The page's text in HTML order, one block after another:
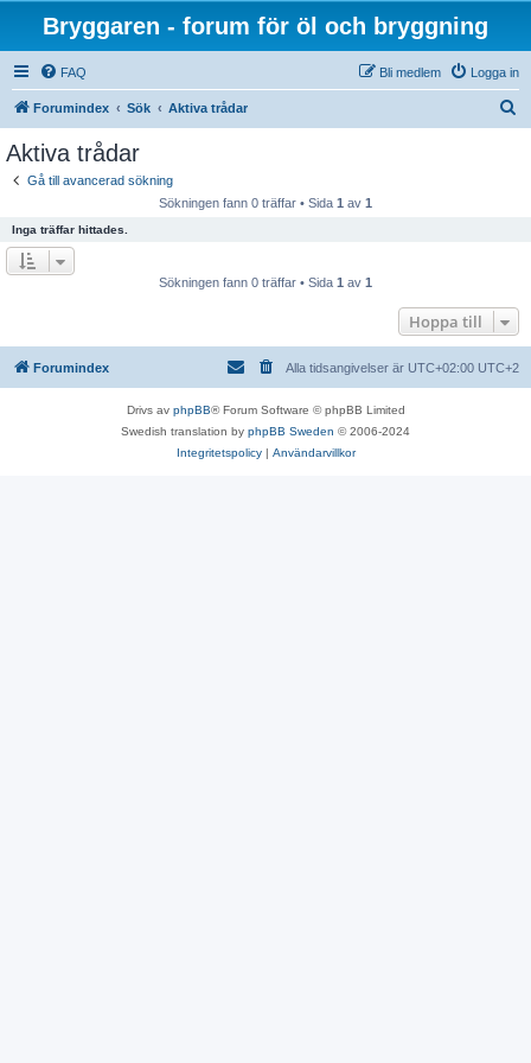
Bryggaren - forum för öl och bryggning
FAQ Logga in
Bli medlem
Forumindex Sök Aktiva trådar
Aktiva trådar
Gå till avancerad sökning
Sökningen fann 0 träffar • Sida 1 av 1
Inga träffar hittades.
Sökningen fann 0 träffar • Sida 1 av 1
Hoppa till
Forumindex Alla tidsangivelser är UTC+02:00 UTC+2
Drivs av phpBB® Forum Software © phpBB Limited
Swedish translation by phpBB Sweden © 2006-2024
Integritetspolicy| Användarvillkor